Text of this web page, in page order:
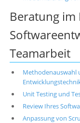
Beratung
Teamarbeit
Methodenauswahl
Unit Testing und
Review Ihres
Anpassung von